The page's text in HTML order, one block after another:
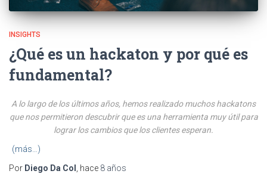
INSIGHTS
¿Qué es un hackaton y por qué es
fundamental?
A lo largo de los últimos años, hemos realizado muchos hackatons
que nos permitieron descubrir que es una herramienta muy útil para
lograr los cambios que los clientes esperan.
(más…)
Por Diego Da Col , hace 8 años